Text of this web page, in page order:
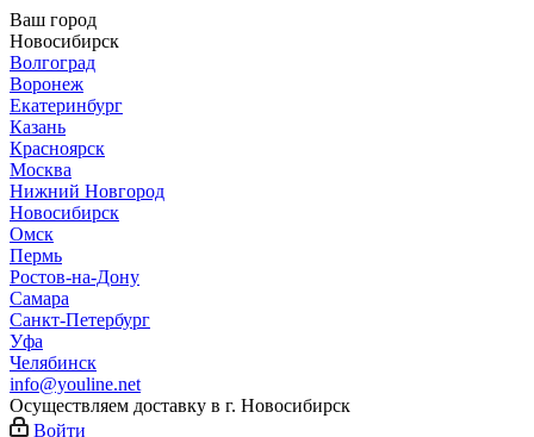
Ваш город
Новосибирск
Волгоград
Воронеж
Екатеринбург
Казань
Красноярск
Москва
Нижний Новгород
Новосибирск
Омск
Пермь
Ростов-на-Дону
Самара
Санкт-Петербург
Уфа
Челябинск
info@youline.net
Осуществляем доставку в г. Новосибирск
Войти